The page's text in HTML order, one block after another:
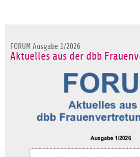
FORUM Ausgabe 1/2026
Aktuelles aus der dbb